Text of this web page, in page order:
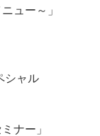
ュー～」
ャル
ナー」